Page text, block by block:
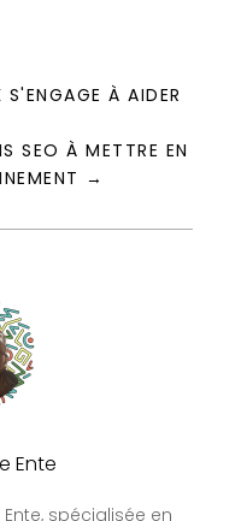
À AIDER
SEO À METTRE EN
→
Ente
spécialisée en